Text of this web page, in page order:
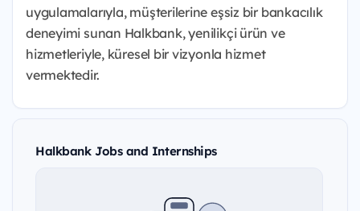
uygulamalarıyla, müşterilerine eşsiz bir bankacılık
deneyimi sunan Halkbank, yenilikçi ürün ve
hizmetleriyle, küresel bir vizyonla hizmet
vermektedir.
Halkbank Jobs and Internships